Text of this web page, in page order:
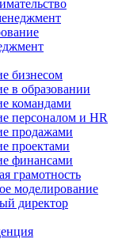
бизнесом
в образовании
командами
персоналом и HR
продажами
проектами
финансами
грамотность
моделирование
директор